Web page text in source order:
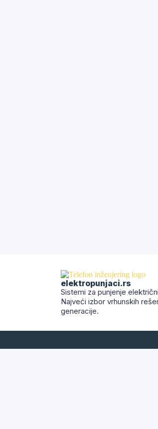
elektropunjaci.rs
Sistemi za punjenje
Najveći izbor vrhunskih
generacije.